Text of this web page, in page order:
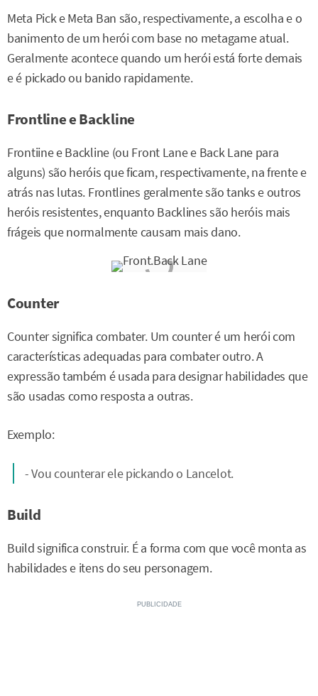
Meta Pick e Meta Ban são, respectivamente, a escolha e o
banimento de um herói com base no metagame atual.
Geralmente acontece quando um herói está forte demais
e é pickado ou banido rapidamente.
Frontline e Backline
Frontiine e Backline (ou Front Lane e Back Lane para
alguns) são heróis que ficam, respectivamente, na frente e
atrás nas lutas. Frontlines geralmente são tanks e outros
heróis resistentes, enquanto Backlines são heróis mais
frágeis que normalmente causam mais dano.
Counter
Counter significa combater. Um counter é um herói com
características adequadas para combater outro. A
expressão também é usada para designar habilidades que
são usadas como resposta a outras.
Exemplo:
- Vou counterar ele pickando o Lancelot.
Build
Build significa construir. É a forma com que você monta as
habilidades e itens do seu personagem.